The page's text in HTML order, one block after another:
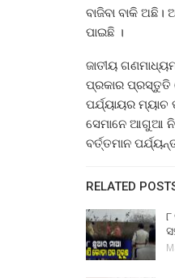
ବାଜିବା ବାକି
ପାଇଛି ।
ଜାତୀୟ
ପ୍ରକାର ପ୍ରସ୍ତୁତି
ପର୍ଯ୍ୟାୟର ମ୍ୟାଚ
ସେମାନେ ଆଗୁଆ
ବର୍ତ୍ତମାନ
RELATED